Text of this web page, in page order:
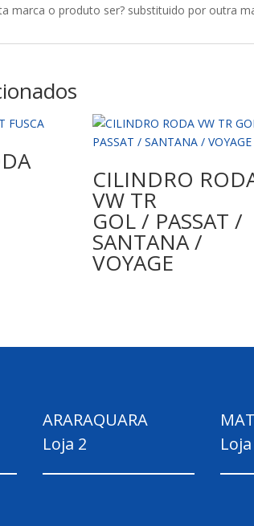
marca o produto ser? substituido por outra
CILINDRO
VW TR
GOL / PASSAT /
SANTANA /
VOYAGE
ARARAQUARA
Loja 2